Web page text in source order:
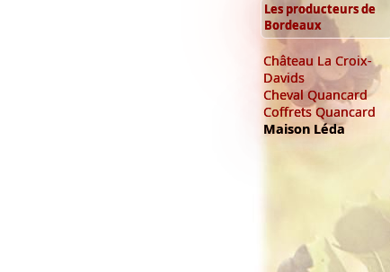
Les producteurs de
Bordeaux
Château La Croix-
Davids
Cheval Quancard
Coffrets Quancard
Maison Léda